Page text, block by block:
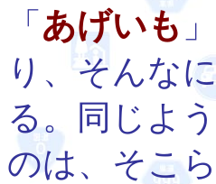
「 あげいも
り、そんな
る。同じよ
のは、そこ